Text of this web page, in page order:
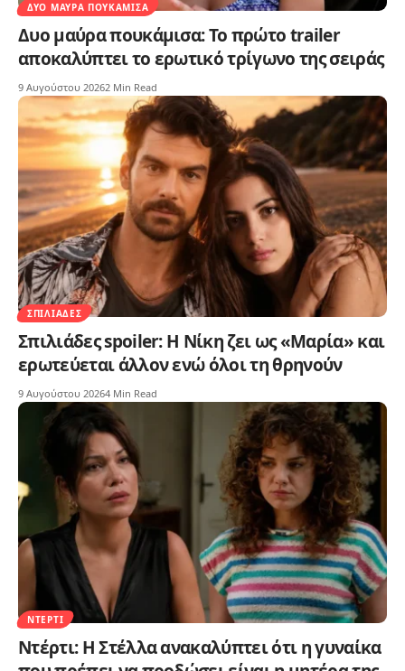
ΔΥΟ ΜΑΎΡΑ ΠΟΥΚΆΜΙΣΑ
Δυο μαύρα πουκάμισα: Το πρώτο trailer
αποκαλύπτει το ερωτικό τρίγωνο της σειράς
9 Αυγούστου 20262 Min Read
ΣΠΙΛΙΆΔΕΣ
Σπιλιάδες spoiler: Η Νίκη ζει ως «Μαρία» και
ερωτεύεται άλλον ενώ όλοι τη θρηνούν
9 Αυγούστου 20264 Min Read
ΝΤΈΡΤΙ
Ντέρτι: Η Στέλλα ανακαλύπτει ότι η γυναίκα